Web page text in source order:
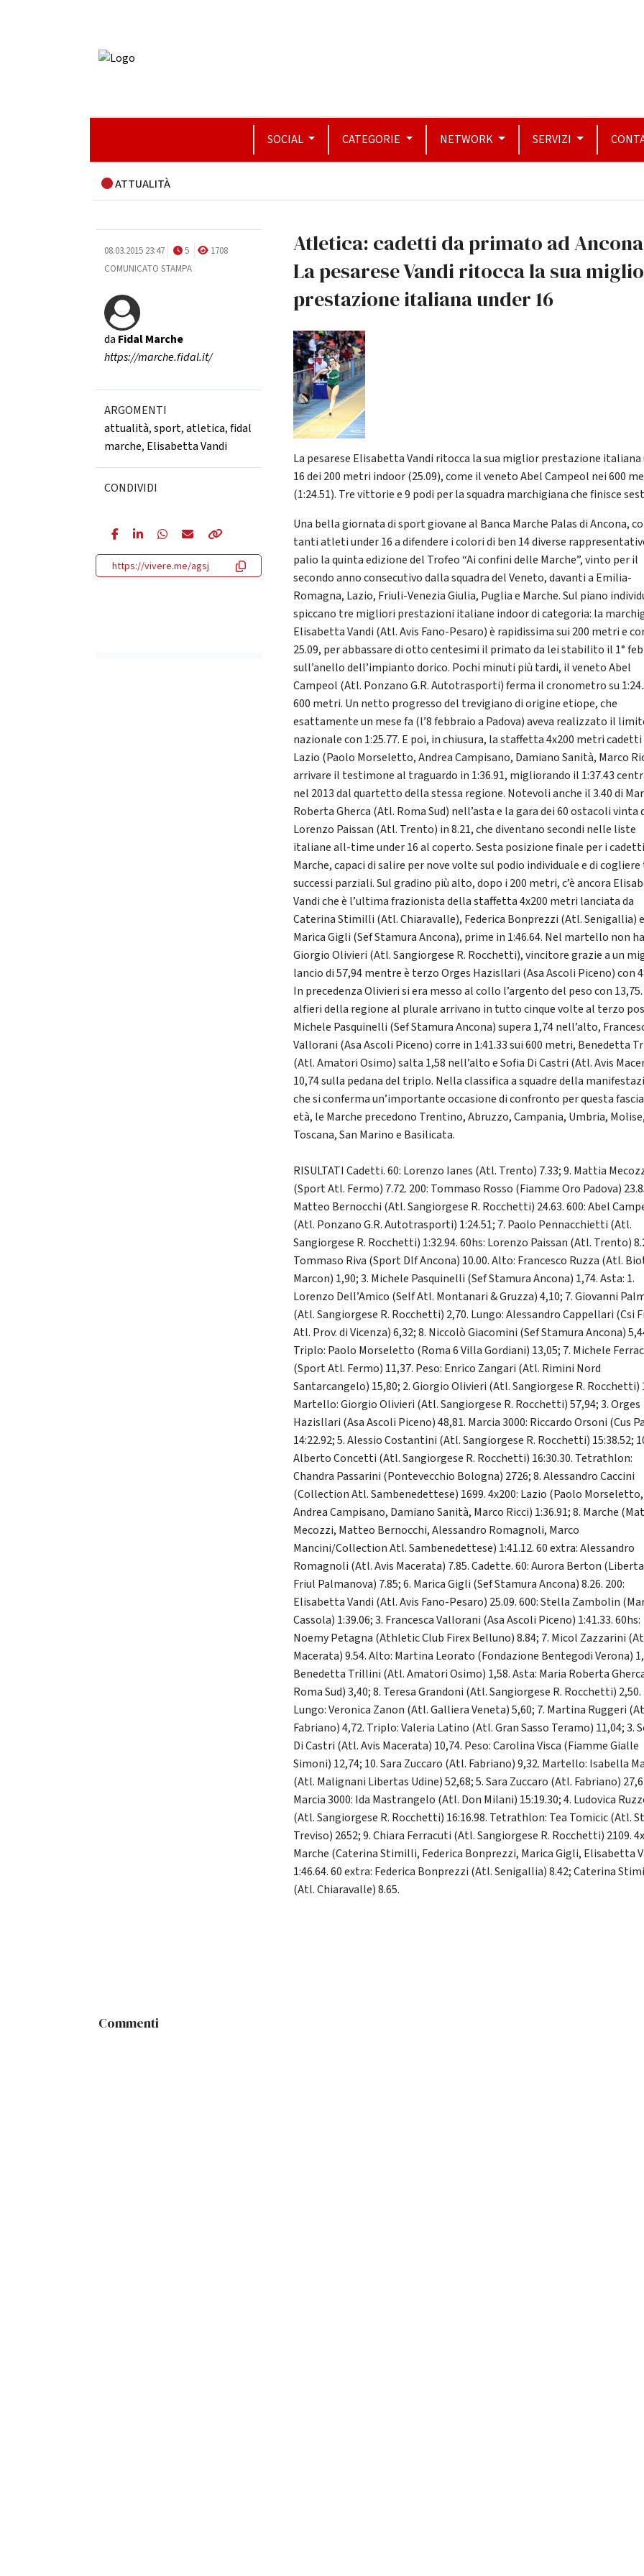
SOCIAL CATEGORIE NETWORK SERVIZI
ATTUALITÀ
08.03.2015 23:47 5
1708
COMUNICATO STAMPA
da Fidal Marche
https://marche.fidal.it/
ARGOMENTI
attualità,sport,atletica,fidal
marche, Elisabetta Vandi
CONDIVIDI
https://vivere.me/agsj
Atletica: cadetti da primato ad
La pesarese Vandi ritocca la sua
prestazione italiana under 16
La pesarese Elisabetta Vandi ritocca la sua miglior prestazione italiana
16 dei 200 metri indoor (25.09), come il veneto Abel Campeol nei 600
(1:24.51). Tre vittorie e 9 podi per la squadra marchigiana che finisce
Una bella giornata di sport giovane al Banca Marche Palas di Ancona,
tanti atleti under 16 a difendere i colori di ben 14 diverse
palio la quinta edizione del Trofeo “Ai confini delle Marche”, vinto per il
secondo anno consecutivo dalla squadra del Veneto, davanti a Emilia-
Romagna, Lazio, Friuli-Venezia Giulia, Puglia e Marche. Sul piano
spiccano tre migliori prestazioni italiane indoor di categoria: la
Elisabetta Vandi (Atl. Avis Fano-Pesaro) è rapidissima sui 200 metri e
25.09, per abbassare di otto centesimi il primato da lei stabilito il 1°
sull’anello dell’impianto dorico. Pochi minuti più tardi, il veneto Abel
Campeol (Atl. Ponzano G.R. Autotrasporti) ferma il cronometro su
600 metri. Un netto progresso del trevigiano di origine etiope, che
esattamente un mese fa (l’8 febbraio a Padova) aveva realizzato il
nazionale con 1:25.77. E poi, in chiusura, la staffetta 4x200 metri
Lazio (Paolo Morseletto, Andrea Campisano, Damiano Sanità, Marco
arrivare il testimone al traguardo in 1:36.91, migliorando il 1:37.43
nel 2013 dal quartetto della stessa regione. Notevoli anche il 3.40 di
Roberta Gherca (Atl. Roma Sud) nell’asta e la gara dei 60 ostacoli vinta
Lorenzo Paissan (Atl. Trento) in 8.21, che diventano secondi nelle liste
italiane all-time under 16 al coperto. Sesta posizione finale per i
Marche, capaci di salire per nove volte sul podio individuale e di
successi parziali. Sul gradino più alto, dopo i 200 metri, c’è ancora
Vandi che è l’ultima frazionista della staffetta 4x200 metri lanciata da
Caterina Stimilli (Atl. Chiaravalle), Federica Bonprezzi (Atl. Senigallia)
Marica Gigli (Sef Stamura Ancona), prime in 1:46.64. Nel martello non
Giorgio Olivieri (Atl. Sangiorgese R. Rocchetti), vincitore grazie a un
lancio di 57,94 mentre è terzo Orges Hazisllari (Asa Ascoli Piceno) con
In precedenza Olivieri si era messo al collo l’argento del peso con
alfieri della regione al plurale arrivano in tutto cinque volte al terzo
Michele Pasquinelli (Sef Stamura Ancona) supera 1,74 nell’alto,
Vallorani (Asa Ascoli Piceno) corre in 1:41.33 sui 600 metri, Benedetta
(Atl. Amatori Osimo) salta 1,58 nell’alto e Sofia Di Castri (Atl. Avis
10,74 sulla pedana del triplo. Nella classifica a squadre della
che si conferma un’importante occasione di confronto per questa
età, le Marche precedono Trentino, Abruzzo, Campania, Umbria,
Toscana, San Marino e Basilicata.
RISULTATI Cadetti. 60: Lorenzo Ianes (Atl. Trento) 7.33; 9. Mattia
(Sport Atl. Fermo) 7.72. 200: Tommaso Rosso (Fiamme Oro Padova)
Matteo Bernocchi (Atl. Sangiorgese R. Rocchetti) 24.63. 600: Abel
(Atl. Ponzano G.R. Autotrasporti) 1:24.51; 7. Paolo Pennacchietti (Atl.
Sangiorgese R. Rocchetti) 1:32.94. 60hs: Lorenzo Paissan (Atl. Trento)
Tommaso Riva (Sport Dlf Ancona) 10.00. Alto: Francesco Ruzza (Atl.
Marcon) 1,90; 3. Michele Pasquinelli (Sef Stamura Ancona) 1,74. Asta: 1.
Lorenzo Dell’Amico (Self Atl. Montanari & Gruzza) 4,10; 7. Giovanni
(Atl. Sangiorgese R. Rocchetti) 2,70. Lungo: Alessandro Cappellari (Csi
Atl. Prov. di Vicenza) 6,32; 8. Niccolò Giacomini (Sef Stamura Ancona)
Triplo: Paolo Morseletto (Roma 6 Villa Gordiani) 13,05; 7. Michele
(Sport Atl. Fermo) 11,37. Peso: Enrico Zangari (Atl. Rimini Nord
Santarcangelo) 15,80; 2. Giorgio Olivieri (Atl. Sangiorgese R. Rocchetti)
Martello: Giorgio Olivieri (Atl. Sangiorgese R. Rocchetti) 57,94; 3. Orges
Hazisllari (Asa Ascoli Piceno) 48,81. Marcia 3000: Riccardo Orsoni (Cus
14:22.92; 5. Alessio Costantini (Atl. Sangiorgese R. Rocchetti) 15:38.52;
Alberto Concetti (Atl. Sangiorgese R. Rocchetti) 16:30.30. Tetrathlon:
Chandra Passarini (Pontevecchio Bologna) 2726; 8. Alessandro Caccini
(Collection Atl. Sambenedettese) 1699. 4x200: Lazio (Paolo Morseletto,
Andrea Campisano, Damiano Sanità, Marco Ricci) 1:36.91; 8. Marche
Mecozzi, Matteo Bernocchi, Alessandro Romagnoli, Marco
Mancini/Collection Atl. Sambenedettese) 1:41.12. 60 extra: Alessandro
Romagnoli (Atl. Avis Macerata) 7.85. Cadette. 60: Aurora Berton
Friul Palmanova) 7.85; 6. Marica Gigli (Sef Stamura Ancona) 8.26. 200:
Elisabetta Vandi (Atl. Avis Fano-Pesaro) 25.09. 600: Stella Zambolin
Cassola) 1:39.06; 3. Francesca Vallorani (Asa Ascoli Piceno) 1:41.33. 60hs:
Noemy Petagna (Athletic Club Firex Belluno) 8.84; 7. Micol Zazzarini
Macerata) 9.54. Alto: Martina Leorato (Fondazione Bentegodi Verona)
Benedetta Trillini (Atl. Amatori Osimo) 1,58. Asta: Maria Roberta
Roma Sud) 3,40; 8. Teresa Grandoni (Atl. Sangiorgese R. Rocchetti) 2,50.
Lungo: Veronica Zanon (Atl. Galliera Veneta) 5,60; 7. Martina Ruggeri
Fabriano) 4,72. Triplo: Valeria Latino (Atl. Gran Sasso Teramo) 11,04; 3.
Di Castri (Atl. Avis Macerata) 10,74. Peso: Carolina Visca (Fiamme Gialle
Simoni) 12,74; 10. Sara Zuccaro (Atl. Fabriano) 9,32. Martello: Isabella
(Atl. Malignani Libertas Udine) 52,68; 5. Sara Zuccaro (Atl. Fabriano)
Marcia 3000: Ida Mastrangelo (Atl. Don Milani) 15:19.30; 4. Ludovica
(Atl. Sangiorgese R. Rocchetti) 16:16.98. Tetrathlon: Tea Tomicic (Atl.
Treviso) 2652; 9. Chiara Ferracuti (Atl. Sangiorgese R. Rocchetti) 2109.
Marche (Caterina Stimilli, Federica Bonprezzi, Marica Gigli, Elisabetta
1:46.64. 60 extra: Federica Bonprezzi (Atl. Senigallia) 8.42; Caterina
(Atl. Chiaravalle) 8.65.
Commenti